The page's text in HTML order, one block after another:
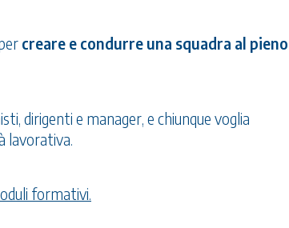
creare e condurre una squadra al pieno
dirigenti e manager, e chiunque voglia
lavorativa.
formativi.